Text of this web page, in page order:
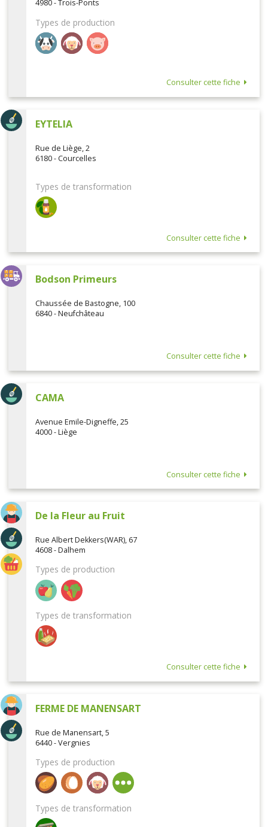
4980 - Trois-Ponts
Types de production
Consulter cette fiche
EYTELIA
Rue de Liège, 2
6180 - Courcelles
Types de transformation
Consulter cette fiche
Bodson Primeurs
Chaussée de Bastogne, 100
6840 - Neufchâteau
Consulter cette fiche
CAMA
Avenue Emile-Digneffe, 25
4000 - Liège
Consulter cette fiche
De la Fleur au Fruit
Rue Albert Dekkers(WAR), 67
4608 - Dalhem
Types de production
Types de transformation
Consulter cette fiche
FERME DE MANENSART
Rue de Manensart, 5
6440 - Vergnies
Types de production
Types de transformation